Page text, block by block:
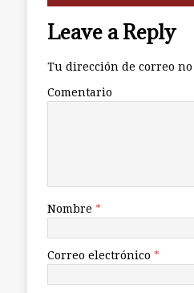
Leave a Reply
Tu dirección de correo
Comentario
Nombre *
Correo electrónico *